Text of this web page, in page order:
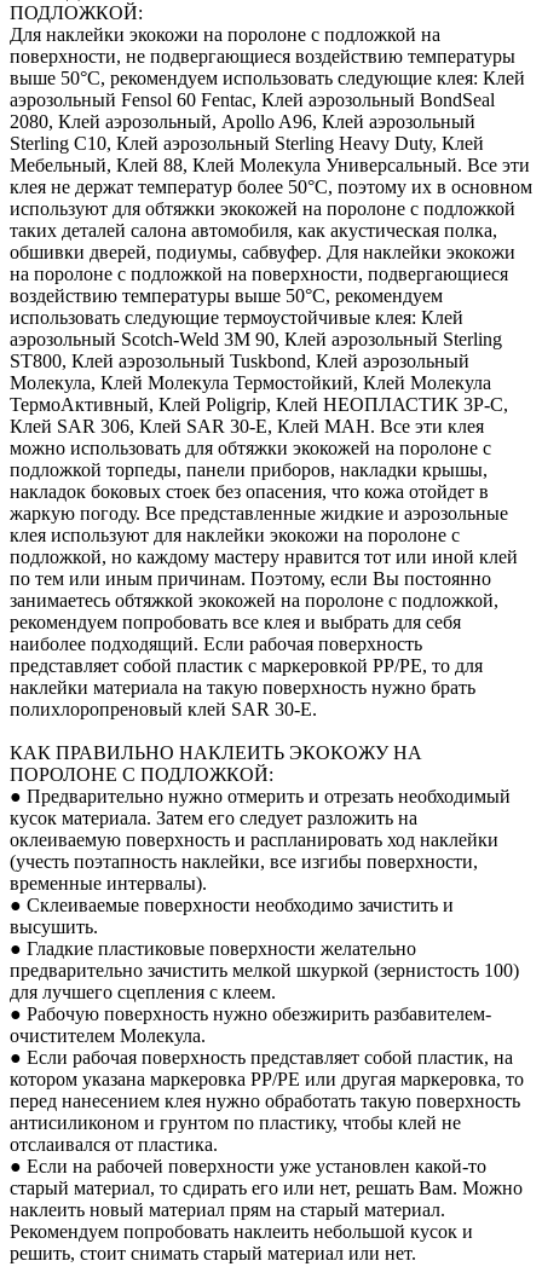
ПОДЛОЖКОЙ:
Для наклейки экокожи на поролоне с подложкой на
поверхности, не подвергающиеся воздействию температуры
выше 50°С, рекомендуем использовать следующие клея: Клей
аэрозольный Fensol 60 Fentac, Клей аэрозольный BondSeal
2080, Клей аэрозольный, Apollo A96, Клей аэрозольный
Sterling C10, Клей аэрозольный Sterling Heavy Duty, Клей
Мебельный, Клей 88, Клей Молекула Универсальный. Все эти
клея не держат температур более 50°С, поэтому их в основном
используют для обтяжки экокожей на поролоне с подложкой
таких деталей салона автомобиля, как акустическая полка,
обшивки дверей, подиумы, сабвуфер. Для наклейки экокожи
на поролоне с подложкой на поверхности, подвергающиеся
воздействию температуры выше 50°С, рекомендуем
использовать следующие термоустойчивые клея: Клей
аэрозольный Scotch-Weld 3M 90, Клей аэрозольный Sterling
ST800, Клей аэрозольный Tuskbond, Клей аэрозольный
Молекула, Клей Молекула Термостойкий, Клей Молекула
ТермоАктивный, Клей Poligrip, Клей НЕОПЛАСТИК 3P-C,
Клей SAR 306, Клей SAR 30-E, Клей MAH. Все эти клея
можно использовать для обтяжки экокожей на поролоне с
подложкой торпеды, панели приборов, накладки крышы,
накладок боковых стоек без опасения, что кожа отойдет в
жаркую погоду. Все представленные жидкие и аэрозольные
клея используют для наклейки экокожи на поролоне с
подложкой, но каждому мастеру нравится тот или иной клей
по тем или иным причинам. Поэтому, если Вы постоянно
занимаетесь обтяжкой экокожей на поролоне с подложкой,
рекомендуем попробовать все клея и выбрать для себя
наиболее подходящий. Если рабочая поверхность
представляет собой пластик с маркеровкой PP/PE, то для
наклейки материала на такую поверхность нужно брать
полихлоропреновый клей SAR 30-E.
КАК ПРАВИЛЬНО НАКЛЕИТЬ ЭКОКОЖУ НА
ПОРОЛОНЕ С ПОДЛОЖКОЙ:
● Предварительно нужно отмерить и отрезать необходимый
кусок материала. Затем его следует разложить на
оклеиваемую поверхность и распланировать ход наклейки
(учесть поэтапность наклейки, все изгибы поверхности,
временные интервалы).
● Склеиваемые поверхности необходимо зачистить и
высушить.
● Гладкие пластиковые поверхности желательно
предварительно зачистить мелкой шкуркой (зернистость 100)
для лучшего сцепления с клеем.
● Рабочую поверхность нужно обезжирить разбавителем-
очистителем Молекула.
● Если рабочая поверхность представляет собой пластик, на
котором указана маркеровка PP/PE или другая маркеровка, то
перед нанесением клея нужно обработать такую поверхность
антисиликоном и грунтом по пластику, чтобы клей не
отслаивался от пластика.
● Если на рабочей поверхности уже установлен какой-то
старый материал, то сдирать его или нет, решать Вам. Можно
наклеить новый материал прям на старый материал.
Рекомендуем попробовать наклеить небольшой кусок и
решить, стоит снимать старый материал или нет.